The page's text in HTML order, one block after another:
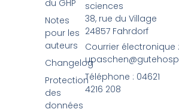
du GHP
Notes
pour les
auteurs
Changelog
Protection
des
données
sciences
38, rue du Village
24857 Fahrdorf
Courrier électronique
Téléphone : 04621
4216 208